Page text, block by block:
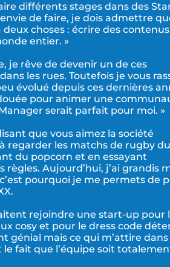
différents stages dans des
de faire, je dois admettre
deux choses : écrire des
entier. »
je rêve de devenir un de ces
les rues. Toutefois je vous
évolué depuis ces dernières
pour animer une
serait parfait pour moi. »
que vous aimez la société
regarder les matchs de rugby
du popcorn et en essayant
Aujourd’hui, j’ai grandis
pourquoi je me permets de
rejoindre une start-up pour
cosy et pour le dress code
génial mais ce qui m’attire
le fait que l’équipe soit